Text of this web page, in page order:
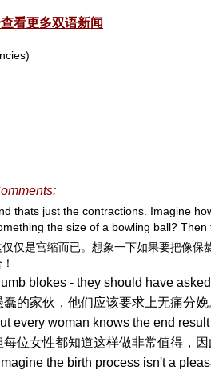
看更多双语新闻
thats just the contractions. Imagine
the size of a bowling ball? Then
仅仅是宫缩而已。想象一下如果要把像保
blokes - they should have
蠢的家伙，他们应该要求上无痛分娩
every woman knows the end
每位女性都知道这样做非常值得，因
imagine the birth process isn't a